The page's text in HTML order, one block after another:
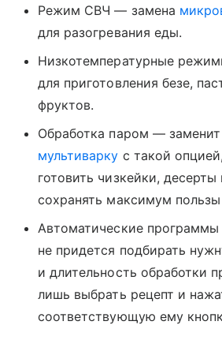
Режим СВЧ — замена
для разогревания еды.
Низкотемпературные
для приготовления безе,
фруктов.
Обработка паром — заменит
мультиварку с такой
готовить чизкейки, десерты
сохранять максимум
Автоматические
не придется подбирать
и длительность обработки
лишь выбрать рецепт и
соответствующую ему